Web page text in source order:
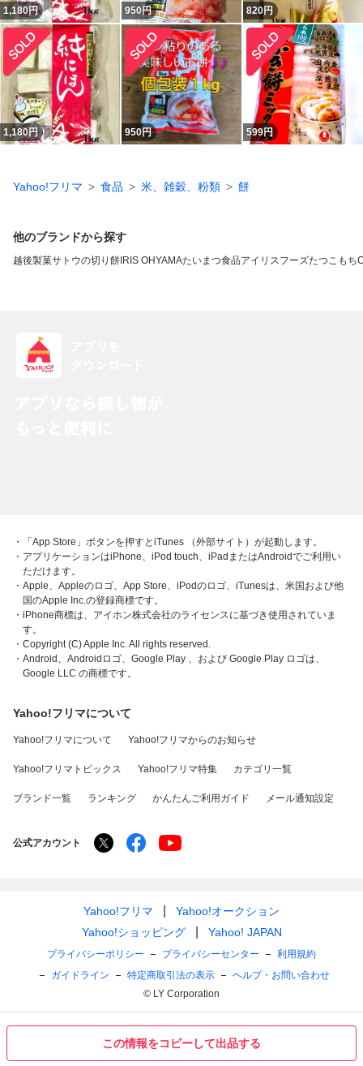
この情報をコピーして出品する
1,180円 950円 820円
1,180円 950円 599円
Yahoo!フリマ 食品 米、雑穀、粉類 餅
他のブランドから探す
越後製菓サトウの切り餅 IRIS OHYAMAたいまつ食品アイリスフーズたつこもち
・「App Store」ボタンを押すとiTunes （外部サイト）が起動します。
・アプリケーションはiPhone、iPod touch、iPadまたはAndroidでご利用い
ただけます。
・Apple、Appleのロゴ、App Store、iPodのロゴ、iTunesは、米国および他
国のApple Inc.の登録商標です。
・iPhone商標は、アイホン株式会社のライセンスに基づき使用されていま
す。
・Copyright (C) Apple Inc. All rights reserved.
・Android、Androidロゴ、Google Play 、および Google Play ロゴは、
Google LLC の商標です。
Yahoo!フリマについて
Yahoo!フリマについて Yahoo!フリマからのお知らせ
Yahoo!フリマトピックス Yahoo!フリマ特集 カテゴリ一覧
ブランド一覧 ランキング かんたんご利用ガイド メール通知設定
公式アカウント
Yahoo!フリマ
Yahoo!オークション
Yahoo!ショッピング
Yahoo! JAPAN
プライバシーポリシー プライバシーセンター
利用規約
ガイドライン
特定商取引法の表示
ヘルプ・お問い合わせ
© LY Corporation